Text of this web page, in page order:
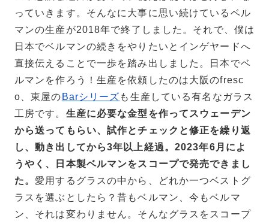
っていきます。そんなに大事に思い続けているベル
マンの生産が2018年で終了しました。それで、僕は
日本でベルマンの続きをやりたいとインゲヤードへ
直接伝えることで一歩を踏み出しました。日本でベ
ルマンを作ろう！生産を依頼したのは大阪のfresc
o、東屋の Barシリーズ も生産している有名なガラス
工房です。 生産に必要な金型を作ってスウェーデン
から送ってもらい、試作とチェックと修正を繰り返
し、動き出してから3年以上経過。2023年6月によ
うやく、日本製ベルマンをスコープで発売できまし
た。愛用するグラスの中から、どれか一つベストグ
ラスを選ぶとしたら？昔もベルマン、今もベルマ
ン、それは変わりません。そんなグラスをスコープ